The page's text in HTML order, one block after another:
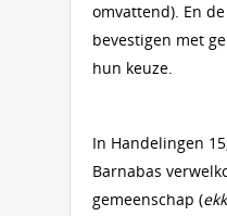
omvattend). En
bevestigen met
hun keuze.
In Handelingen
Barnabas
gemeenschap (